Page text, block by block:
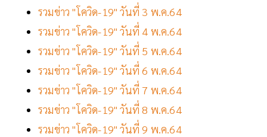
รวมข่าว "โควิด-19" วันที่ 3 พ.ค.64
รวมข่าว "โควิด-19" วันที่ 4 พ.ค.64
รวมข่าว "โควิด-19" วันที่ 5 พ.ค.64
รวมข่าว "โควิด-19" วันที่ 6 พ.ค.64
รวมข่าว "โควิด-19" วันที่ 7 พ.ค.64
รวมข่าว "โควิด-19" วันที่ 8 พ.ค.64
รวมข่าว "โควิด-19" วันที่ 9 พ.ค.64